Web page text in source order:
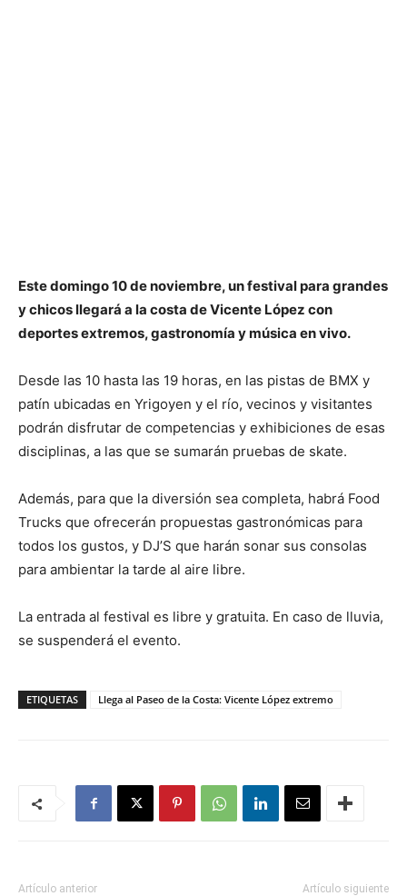
Este domingo 10 de noviembre, un festival para grandes
y chicos llegará a la costa de Vicente López con
deportes extremos, gastronomía y música en vivo.
Desde las 10 hasta las 19 horas, en las pistas de BMX y
patín ubicadas en Yrigoyen y el río, vecinos y visitantes
podrán disfrutar de competencias y exhibiciones de esas
disciplinas, a las que se sumarán pruebas de skate.
Además, para que la diversión sea completa, habrá Food
Trucks que ofrecerán propuestas gastronómicas para
todos los gustos, y DJ’S que harán sonar sus consolas
para ambientar la tarde al aire libre.
La entrada al festival es libre y gratuita. En caso de lluvia,
se suspenderá el evento.
ETIQUETAS Llega al Paseo de la Costa: Vicente López extremo
Artículo anterior Artículo siguiente